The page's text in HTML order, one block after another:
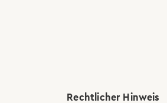
Rechtlicher Hinweis